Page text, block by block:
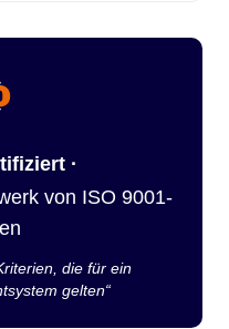
·
von ISO 9001-
die für ein
gelten“